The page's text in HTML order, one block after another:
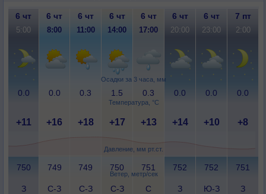
Осадки за 3 часа, мм
Температура, °C
Давление, мм рт.ст.
Ветер, метр/сек
6 чт 6 чт 6 чт 6 чт 6 чт 6 чт 6 чт 7 пт
5:00 8:00 11:00 14:00 17:00 20:00 23:00 2:00
0.0 0.0 0.3 1.5 0.3 0.0 0.0 0.0
+11 +16 +18 +17 +13 +14 +10 +8
750 749 749 750 751 752 752 751
З
С-З
С-З
С-З
С
З
Ю-З
З